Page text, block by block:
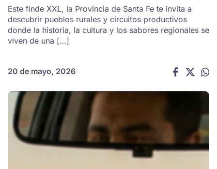
Este finde XXL, la Provincia de Santa Fe te invita a
descubrir pueblos rurales y circuitos productivos
donde la historia, la cultura y los sabores regionales se
viven de una […]
20 de mayo, 2026